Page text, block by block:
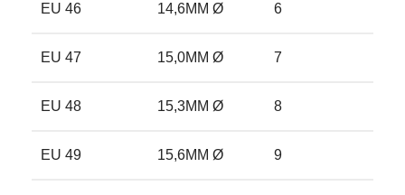
EU 46 14,6MM Ø 6
EU 47 15,0MM Ø 7
EU 48 15,3MM Ø 8
EU 49 15,6MM Ø 9